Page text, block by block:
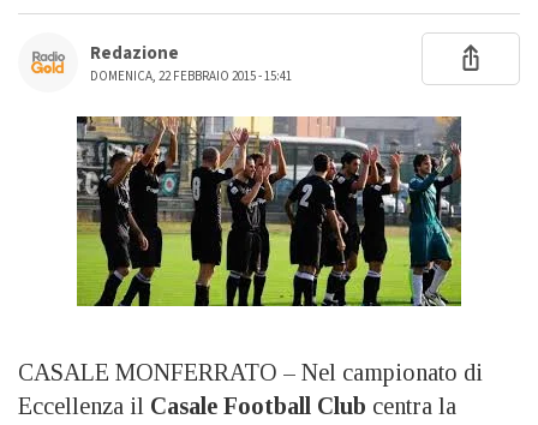
Redazione
DOMENICA, 22 FEBBRAIO 2015 - 15:41
CASALE MONFERRATO – Nel campionato di
Eccellenza il Casale Football Club centra la